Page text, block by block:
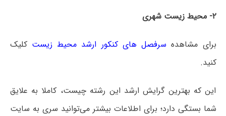
۲- محیط زیست شهری
برای مشاهده سرفصل های کنکور ارشد محیط زیست کلیک
کنید.
این که بهترین گرایش ارشد این رشته چیست، کاملا به علایق
شما بستگی دارد؛ برای اطلاعات بیشتر می‌توانید سری به سایت